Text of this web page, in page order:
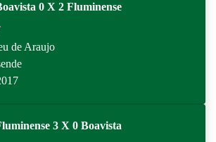
0 X 2 Fluminense
de Araujo
3 X 0 Boavista